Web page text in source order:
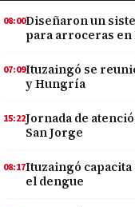
08:00Diseñaron un
para arroceras
07:09Ituzaingó se
y Hungría
15:22Jornada de
San Jorge
08:17Ituzaingó capacita
el dengue